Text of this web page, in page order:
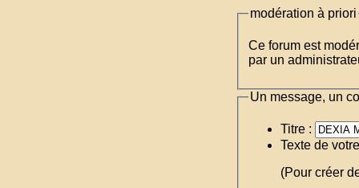
modération à priori
Ce forum est
par un
Un message, un
Titre :
Texte de
(Pour créer